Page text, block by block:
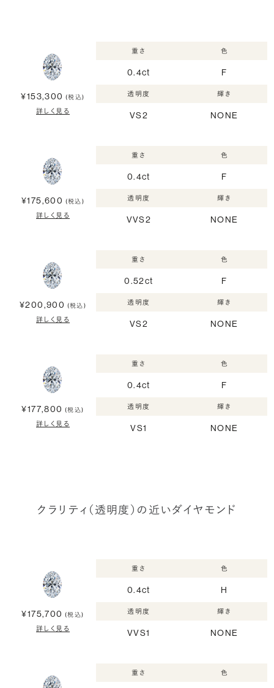
¥153,300 (税込)
詳しく見る
重さ
0.4ct
色
F
透明度
VS2
輝き
NONE
¥175,600 (税込)
詳しく見る
重さ
0.4ct
色
F
透明度
VVS2
輝き
NONE
¥200,900 (税込)
詳しく見る
重さ
0.52ct
色
F
透明度
VS2
輝き
NONE
¥177,800 (税込)
詳しく見る
重さ
0.4ct
色
F
透明度
VS1
輝き
NONE
クラリティ（透明度）の近いダイヤモンド
¥175,700 (税込)
詳しく見る
重さ
0.4ct
色
H
透明度
VVS1
輝き
NONE
重さ 色